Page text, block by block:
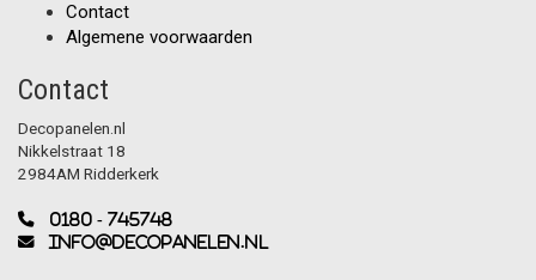
Contact
Algemene voorwaarden
Contact
Decopanelen.nl
Nikkelstraat 18
2984AM Ridderkerk
0180 - 745748
info@decopanelen.nl